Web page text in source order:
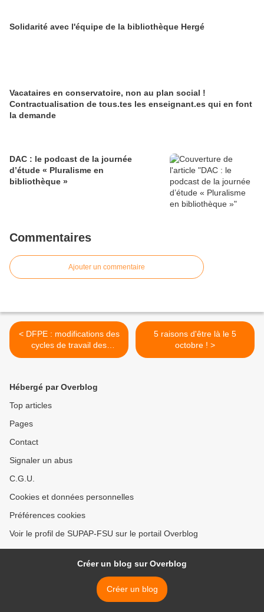
Solidarité avec l'équipe de la bibliothèque Hergé
Vacataires en conservatoire, non au plan social !
Contractualisation de tous.tes les enseignant.es qui en font
la demande
DAC : le podcast de la journée
d’étude « Pluralisme en
bibliothèque »
Commentaires
Ajouter un commentaire
< DFPE : modifications des
cycles de travail des
agent.es travaillant en
5 raisons d'être là le 5
octobre ! >
Hébergé par Overblog
Top articles
Pages
Contact
Signaler un abus
C.G.U.
Cookies et données personnelles
Préférences cookies
Voir le profil de SUPAP-FSU sur le portail Overblog
Créer un blog sur Overblog
Créer un blog